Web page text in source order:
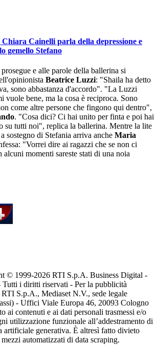
Cainelli parla della depressione e
gemello Stefano
e alle parole della ballerina si
Beatrice Luzzi: "Shaila ha detto
sono abbastanza d'accordo". "La Luzzi
vuole bene, ma la cosa è reciproca. Sono
come altre persone che fingono qui dentro",
. "Cosa dici? Ci hai unito per finta e poi hai
su tutti noi", replica la ballerina. Mentre la lite
sostegno di Stefania arriva anche Maria
"Vorrei dire ai ragazzi che se non ci
alcuni momenti sareste stati di una noia
© 1999-2026 RTI S.p.A. Business Digital -
Tutti i diritti riservati - Per la pubblicità
S.p.A., Mediaset N.V., sede legale
- Uffici Viale Europa 46, 20093 Cologno
ai contenuti e ai dati personali trasmessi e/o
utilizzazione funzionale all’addestramento di
artificiale generativa. È altresì fatto divieto
automatizzati di data scraping.